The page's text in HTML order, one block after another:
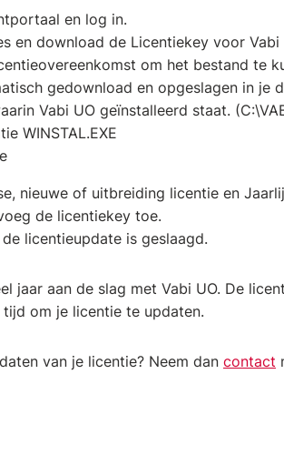
en log in.
en download de Licentiekey voor
om het bestand te
gedownload en opgeslagen in je
Vabi UO geïnstalleerd staat.
WINSTAL.EXE
nieuwe of uitbreiding licentie en
de licentiekey toe.
licentieupdate is geslaagd.
jaar aan de slag met Vabi UO. De
om je licentie te updaten.
van je licentie? Neem dan contact